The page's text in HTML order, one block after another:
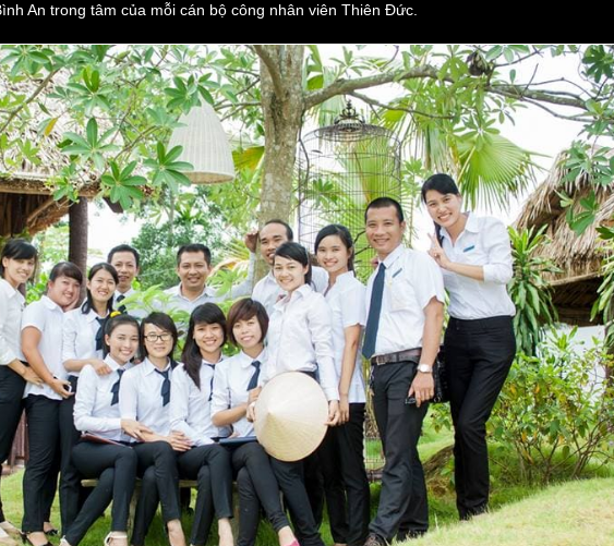
An trong tâm của mỗi cán bộ công nhân viên Thiên Đức.